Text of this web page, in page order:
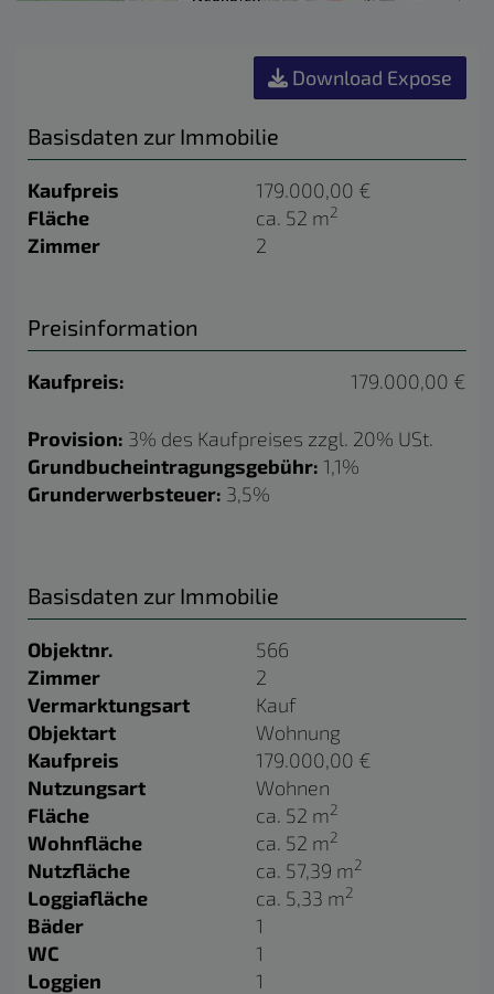
Download Expose
Basisdaten zur Immobilie
Kaufpreis
179.000,00 €
Fläche
ca. 52 m2
Zimmer 2
Preisinformation
Kaufpreis: 179.000,00 €
Provision: 3% des Kaufpreises zzgl. 20% USt.
Grundbucheintragungsgebühr: 1,1%
Grunderwerbsteuer: 3,5%
Basisdaten zur Immobilie
Objektnr.
566
Zimmer
2
Vermarktungsart
Kauf
Objektart
Wohnung
Kaufpreis
179.000,00 €
Nutzungsart
Wohnen
Fläche
ca. 52 m2
Wohnfläche ca. 52 m2
Nutzfläche ca. 57,39 m2
Loggiafläche ca. 5,33 m2
Bäder
1
WC
1
Loggien
1